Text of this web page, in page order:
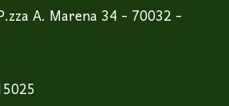
A. Marena 34 - 70032 -